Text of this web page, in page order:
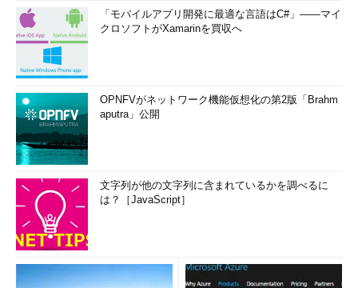
「モバイルアプリ開発に最適な言語はC#」――マイ
クロソフトがXamarinを買収へ
OPNFVがネットワーク機能仮想化の第2版「Brahm
aputra」公開
文字列が他の文字列に含まれているかを調べるに
は？［JavaScript］